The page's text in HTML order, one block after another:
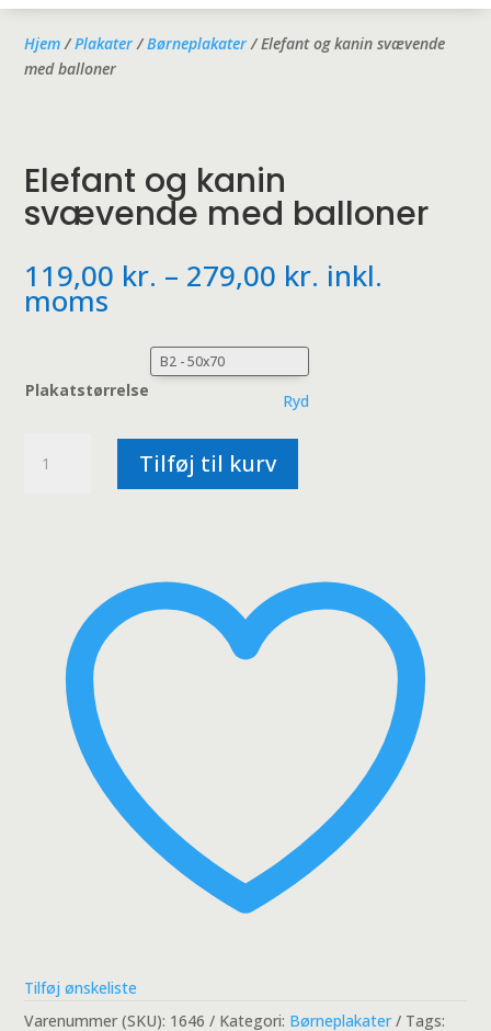
Hjem/Plakater/Børneplakater/ Elefant og kanin svævende
med balloner
Elefant og kanin
svævende med balloner
119,00 kr. – 279,00 kr. Prisinterval:
119,00 kr.
inkl.
moms
Plakatstørrelse
Ryd
Tilføj til kurv
Tilføj ønskeliste
Varenummer (SKU): 1646 Kategori: Børneplakater Tags: